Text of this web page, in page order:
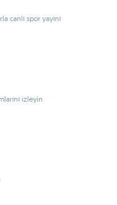
canlı spor yayını
izleyin